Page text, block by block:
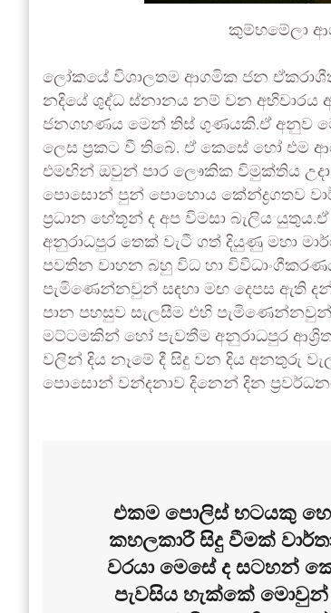
කුම්භමේලා
ලෝකයේ විශාලතම ආගමික ජන
නදියේ ශුද්ධ ස්නානය නම් වන අභිචාරය
ජනගහණය මෙන් තිස් ගුණයකි.ඒ අනුව
ලෙස ප්‍රකට වී තිබේ. ඒ කෙසේ හෝ එම
එමඟින් ඔවුන් පාර ලෞකික විමුක්තිය
පොසොන් පුන් පොහොය කේන්ද්‍රගතව
ප්‍රධාන හේතූන් ද අප විමසා බැලිය
අනුරාධපුර තෙක් වැටී ගත් දියුණු මහා
පවතින වාහන බහු විධ හා
පැමිණෙන්නවුන් සඳහා මඟ දෙපස ඇති
පාන පහසුව සැලසීම එහි
මට්ටමකින් හෝ පැවතීම අනුරාධපුර
වලින් දිය නෑමේ දී සිදු වන දිය අනතුරු
පොසොන් වන්දනාව දිනෙන් දින
එකම පොලිස් භටයකු
කහලකාරී සිදු වීමක්
වරයා මෙසේ ද සටහන්
පැවසිය හැක්කේ